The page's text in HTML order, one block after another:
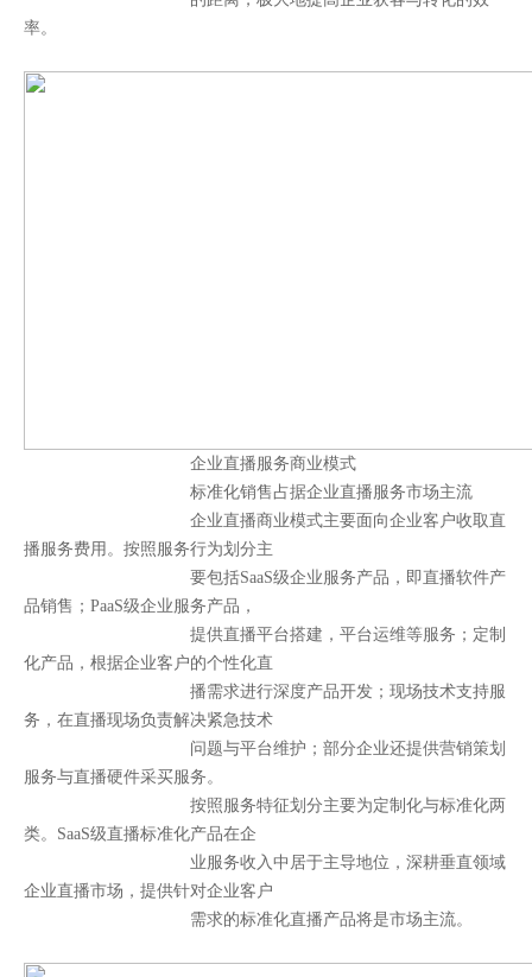
率。
企业直播服务商业模式
标准化销售占据企业直播服务市场主流
企业直播商业模式主要面向企业客户收取直
播服务费用。按照服务行为划分主
要包括SaaS级企业服务产品，即直播软件产
品销售；PaaS级企业服务产品，
提供直播平台搭建，平台运维等服务；定制
化产品，根据企业客户的个性化直
播需求进行深度产品开发；现场技术支持服
务，在直播现场负责解决紧急技术
问题与平台维护；部分企业还提供营销策划
服务与直播硬件采买服务。
按照服务特征划分主要为定制化与标准化两
类。SaaS级直播标准化产品在企
业服务收入中居于主导地位，深耕垂直领域
企业直播市场，提供针对企业客户
需求的标准化直播产品将是市场主流。